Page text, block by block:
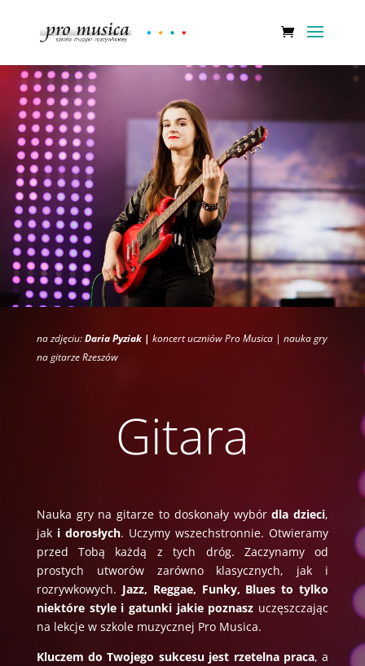
na zdjęciu:Daria Pyziak | koncert uczniów Pro Musica | nauka gry
na gitarze Rzeszów
Gitara
Nauka gry na gitarze to doskonały wybórdla dzieci,
jak i dorosłych. Uczymy wszechstronnie. Otwieramy
przed Tobą każdą z tych dróg. Zaczynamy od
prostych utworów zarówno klasycznych, jak i
rozrywkowych. Jazz, Reggae, Funky, Blues to tylko
niektóre style i gatunki jakie poznasz uczęszczając
na lekcje w szkole muzycznej Pro Musica.
Kluczem do Twojego sukcesu jest rzetelna praca, a